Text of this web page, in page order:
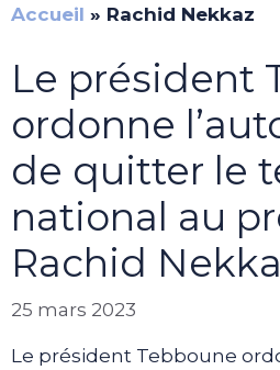
Accueil » Rachid Nekkaz
Le président
ordonne
de quitter le
national au
Rachid
25 mars 2023
Le président Tebboune